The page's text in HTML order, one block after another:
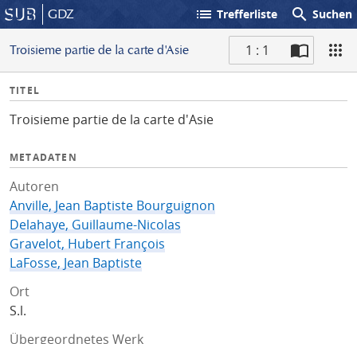
GDZ list Trefferliste search Suchen
Troisieme partie de la carte d'Asie 1 : 1
I
f
TITEL
Troisieme partie de la carte d'Asie
METADATEN
Autoren
Anville, Jean Baptiste Bourguignon
Delahaye, Guillaume-Nicolas
Gravelot, Hubert François
LaFosse, Jean Baptiste
Ort
S.l.
Übergeordnetes Werk